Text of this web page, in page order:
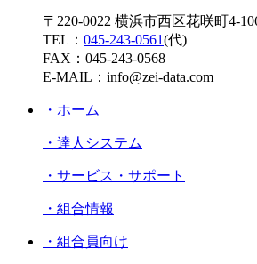
〒220-0022 横浜市西区花咲町4-
TEL： 045-243-0561(代)
FAX：045-243-0568
E-MAIL：info@zei-data.com
・ホーム
・達人システム
・サービス・サポート
・組合情報
・組合員向け